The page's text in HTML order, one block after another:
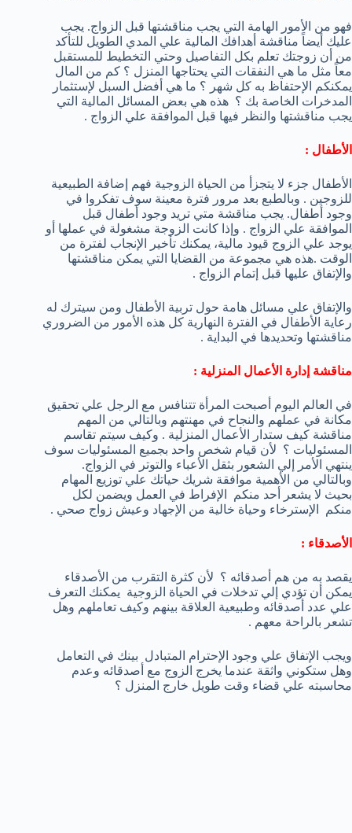
فهو من الأمور الهامة التي يجب مناقشتها قبل الزواج. يجب
عليك أيضاً مناقشة أهدافك المالية علي المدي الطويل للتأكد
من أن زوجتك تعلم بكل التفاصيل وحتي التخطيط للمستقبل
معاً مثل ما هي النفقات التي يحتاجها المنزل ؟ كم من المال
يمكنكم الإحتفاظ به كل شهر ؟ ما هي أفضل السبل لإستثمار
المدخرات الخاصة بك ؟ هذه هي بعض المسائل المالية التي
يجب مناقشتها والنظر فيها قبل الموافقة علي الزواج .
الأطفال :
الأطفال جزء لا يتجزأ من الحياة الزوجية فهم إضافة الطبيعية
للزوجين . وبالطبع بعد مرور فترة معينة سوف تفكروا في
وجود أطفال. يجب مناقشة متي تريد وجود أطفال قبل
الموافقة علي الزواج . وإذا كانت الزوجة مشغولة في عملها أو
يوجد علي الزوج قيود مالية، يمكنك تأخير الإنجاب لفترة من
الوقت .هذه هي مجموعة من القضايا التي يمكن مناقشتها
والإتفاق عليها قبل إتمام الزواج .
والإتفاق علي مسائل هامة حول تربية الأطفال ومن سيترك له
رعاية الأطفال في الفترة النهارية كل هذه الأمور من الضروري
مناقشتها وتحديدها في البداية .
مناقشة إدارة الأعمال المنزلية :
في العالم اليوم أصبحت المرأة تتنافس مع الرجل علي تحقيق
مكانة في عملهم والنجاح في مهنتهم وبالتالي من المهم
مناقشة كيف ستدار الأعمال المنزلية . وكيف سيتم تقاسم
المسئوليات ؟ لأن قيام شخص واحد بجميع المسئوليات سوف
ينتهي الأمر إلي الشعور بثقل الأعباء والتوتر في الزواج.
وبالتالي من الأهمية موافقة شريك حياتك علي توزيع المهام
بحيث لا يشعر أحد منكم الإفراط في العمل ويضمن لكل
منكم الإسترخاء وحياة خالية من الإجهاد وعيش زواج صحي .
الأصدقاء :
يقصد به من هم أصدقائه ؟ لأن كثرة التقرب من الأصدقاء
يمكن أن تؤدي إلي تدخلات في الحياة الزوجية يمكنك التعرف
علي عدد أصدقائه وطبيعية العلاقة بينهم وكيف تعاملهم وهل
تشعر بالراحة معهم .
ويجب الإتفاق علي وجود الإحترام المتبادل بينك في التعامل
وهل ستكوني واثقة عندما يخرج الزوج مع أصدقائه وعدم
محاسبته علي قضاء وقت طويل خارج المنزل ؟